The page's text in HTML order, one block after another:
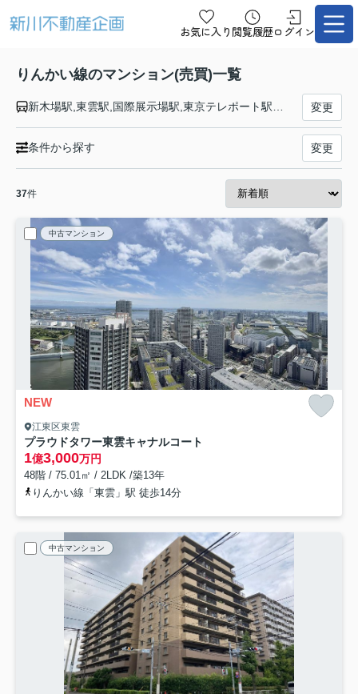
お気に入り 閲覧履歴ログイン
りんかい線のマンション(売買)一覧
新木場駅,東雲駅,国際展示場駅,東京テレポート駅,天王洲アイル駅,品川シーサイド駅,大井町駅,大崎駅 変更
条件から探す 変更
37件
中古マンション
NEW
江東区東雲
プラウドタワー東雲キャナルコート
1億3,000万円
48階 / 75.01㎡ / 2LDK /築13年
りんかい線「東雲」駅 徒歩14分
中古マンション